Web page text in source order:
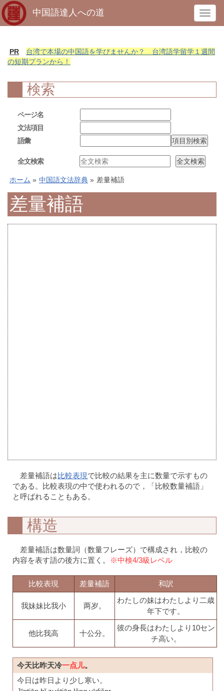
T
o
g
n
a
a
t
i
中国語達人への道
PR
台湾で本場の中国語を学びませんか？ 台湾語学留学１週間
の短期プランから！
検索
ページ名
文法項目
語彙
全文検索
ホーム » 中国語文法辞典 » 差量補語
差量補語
差量補語は比較表現で比較の結果を主に数量で示すもの
である。比較表現の中で使われるので，「比較数量補語」
と呼ばれることもある。
構造
差量補語は数量詞（数量フレーズ）で構成され，比較の
内容を表す語の後方に置く。
※中検4/3級レベル
比較表現 差量補語 和訳
我妹妹比我小 两岁。
わたしの妹はわたしより二歳
年下です。
他比我高 十公分。
彼の身長はわたしより10セン
チ高い。
今天比昨天冷一点儿。
今日は昨日より少し寒い。